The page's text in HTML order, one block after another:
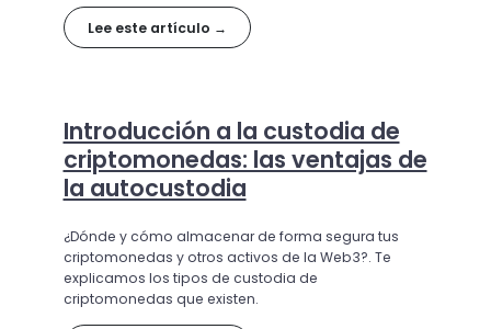
Lee este artículo →
Introducción a la custodia de
criptomonedas: las ventajas de
la autocustodia
¿Dónde y cómo almacenar de forma segura tus
criptomonedas y otros activos de la Web3?. Te
explicamos los tipos de custodia de
criptomonedas que existen.